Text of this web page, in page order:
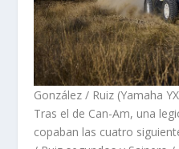
González / Ruiz (Yamaha
Tras el de Can-Am, una
copaban las cuatro